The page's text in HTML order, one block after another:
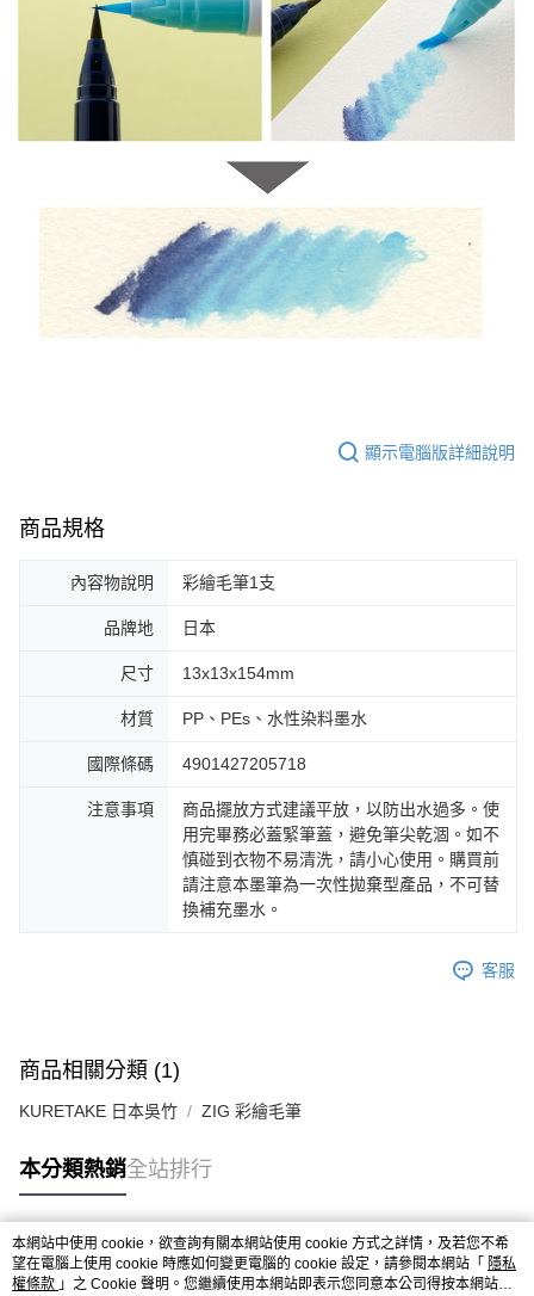
顯示電腦版詳細說明
商品規格
內容物說明 彩繪毛筆1支
品牌地 日本
尺寸 13x13x154mm
材質 PP、PEs、水性染料墨水
國際條碼 4901427205718
注意事項
商品擺放方式建議平放，以防出水過多。使
用完畢務必蓋緊筆蓋，避免筆尖乾涸。如不
慎碰到衣物不易清洗，請小心使用。購買前
請注意本墨筆為一次性拋棄型產品，不可替
換補充墨水。
客服
商品相關分類 (1)
KURETAKE 日本吳竹 ZIG 彩繪毛筆
本分類熱銷全站排行
熱門標籤
本網站中使用 cookie，欲查詢有關本網站使用 cookie 方式之詳情，及若您不希
望在電腦上使用 cookie 時應如何變更電腦的 cookie 設定，請參閱本網站「 隱私
權條款 」之 Cookie 聲明。您繼續使用本網站即表示您同意本公司得按本網站使